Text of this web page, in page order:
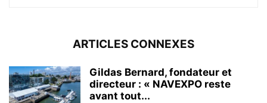
ARTICLES CONNEXES
Gildas Bernard, fondateur et
directeur : « NAVEXPO reste
avant tout...